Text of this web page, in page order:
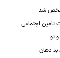
شد
تامین اجتماعی
تو